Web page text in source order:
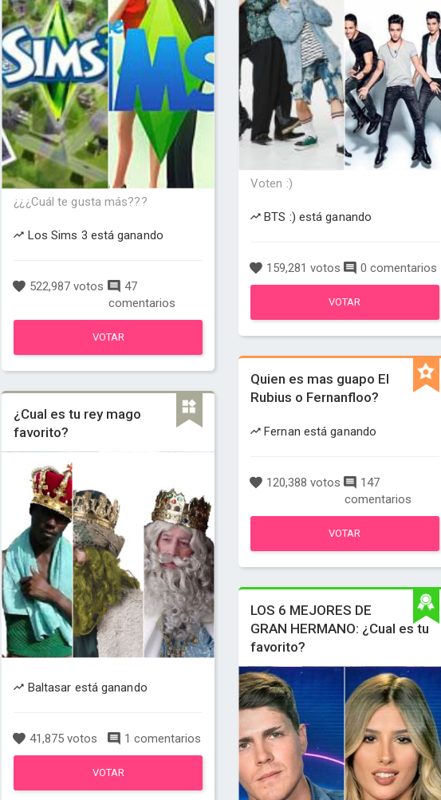
¿¿¿Cuál te gusta más???
Los Sims 3 está ganando
522,987 votos
47
comentarios
VOTAR
¿Cual es tu rey mago
favorito?
Baltasar está ganando
41,875 votos 1 comentarios
VOTAR
Voten :)
BTS :) está ganando
159,281 votos 0 comentarios
VOTAR
Quien es mas guapo El
Rubius o Fernanfloo?
Fernan está ganando
120,388 votos
147
comentarios
VOTAR
LOS 6 MEJORES DE
GRAN HERMANO: ¿Cual es tu
favorito?